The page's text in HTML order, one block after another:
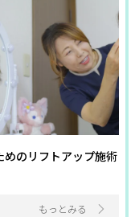
のリフトアップ施術
もっとみる